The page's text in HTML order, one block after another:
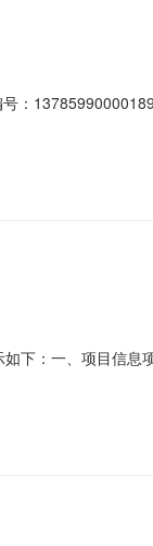
：
督投诉电话
下：一、项目信息
用代码或组织机构